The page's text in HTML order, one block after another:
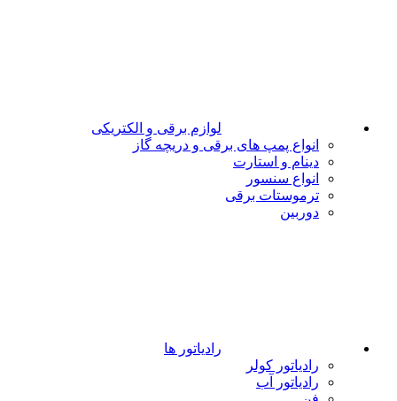
لوازم برقی و الکتریکی
انواع پمپ های برقی و دریچه گاز
دینام و استارت
انواع سنسور
ترموستات برقی
دوربین
رادیاتور ها
رادیاتور کولر
رادیاتور آب